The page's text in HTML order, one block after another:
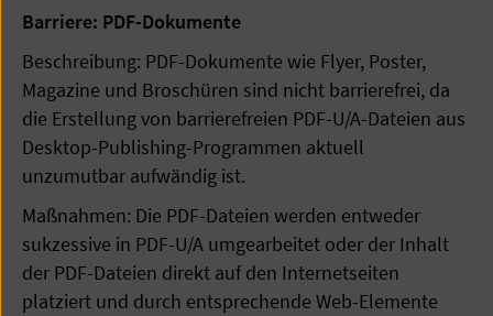
Barriere: PDF-Dokumente
Beschreibung: PDF-Dokumente wie Flyer, Poster,
Magazine und Broschüren sind nicht barrierefrei, da
die Erstellung von barrierefreien PDF-U/A-Dateien aus
Desktop-Publishing-Programmen aktuell
unzumutbar aufwändig ist.
Maßnahmen: Die PDF-Dateien werden entweder
sukzessive in PDF-U/A umgearbeitet oder der Inhalt
der PDF-Dateien direkt auf den Internetseiten
platziert und durch entsprechende Web-Elemente